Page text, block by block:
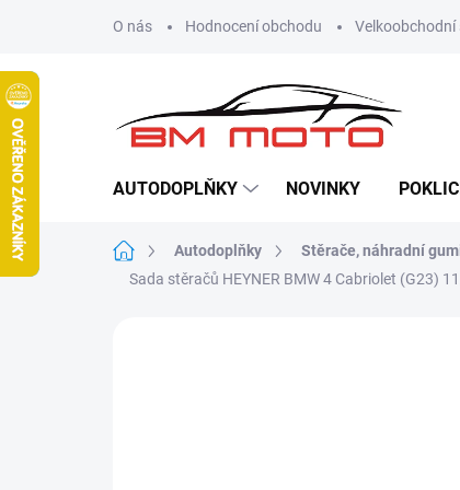
O nás Hodnocení obchodu Velkoobchodní
AUTODOPLŇKY NOVINKY
Domů Autodoplňky Stěrače, náhradní
Sada stěračů HEYNER BMW 4 Cabriolet (G23)